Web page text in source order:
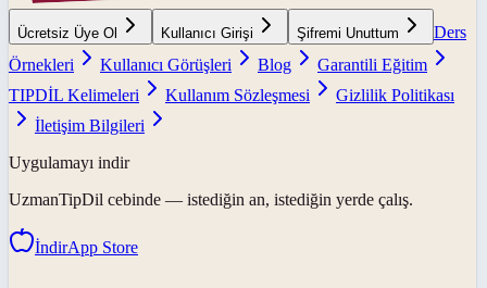
Ücretsiz Üye Ol Kullanıcı Girişi Şifremi Unuttum
Ders
Örnekleri
Kullanıcı Görüşleri Blog
Garantili Eğitim
TIPDİL Kelimeleri
Kullanım Sözleşmesi
Gizlilik Politikası
İletişim Bilgileri
Uygulamayı indir
UzmanTipDil cebinde — istediğin an, istediğin yerde çalış.
İndirApp Store